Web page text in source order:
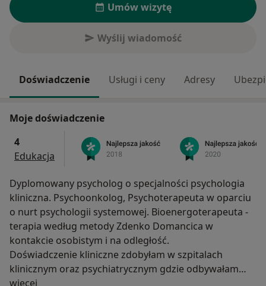
Umów wizytę
Wyślij wiadomość
Doświadczenie Usługi i ceny Adresy
Moje doświadczenie
4
Edukacja
Dyplomowany psycholog o specjalności psychologia
kliniczna. Psychoonkolog, Psychoterapeuta w oparciu
o nurt psychologii systemowej. Bioenergoterapeuta -
terapia według metody Zdenko Domancica w
kontakcie osobistym i na odległość.
Doświadczenie kliniczne zdobyłam w szpitalach
klinicznym oraz psychiatrycznym gdzie odbywałam
praktyki i staże oraz w ośrodkach specjalizujących się
więcej